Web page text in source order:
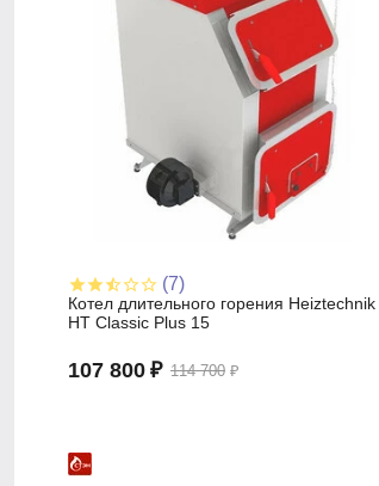
(7)
Котел длительного горения Heiztechnik
HT Classic Plus 15
114 700 ₽
107 800 ₽